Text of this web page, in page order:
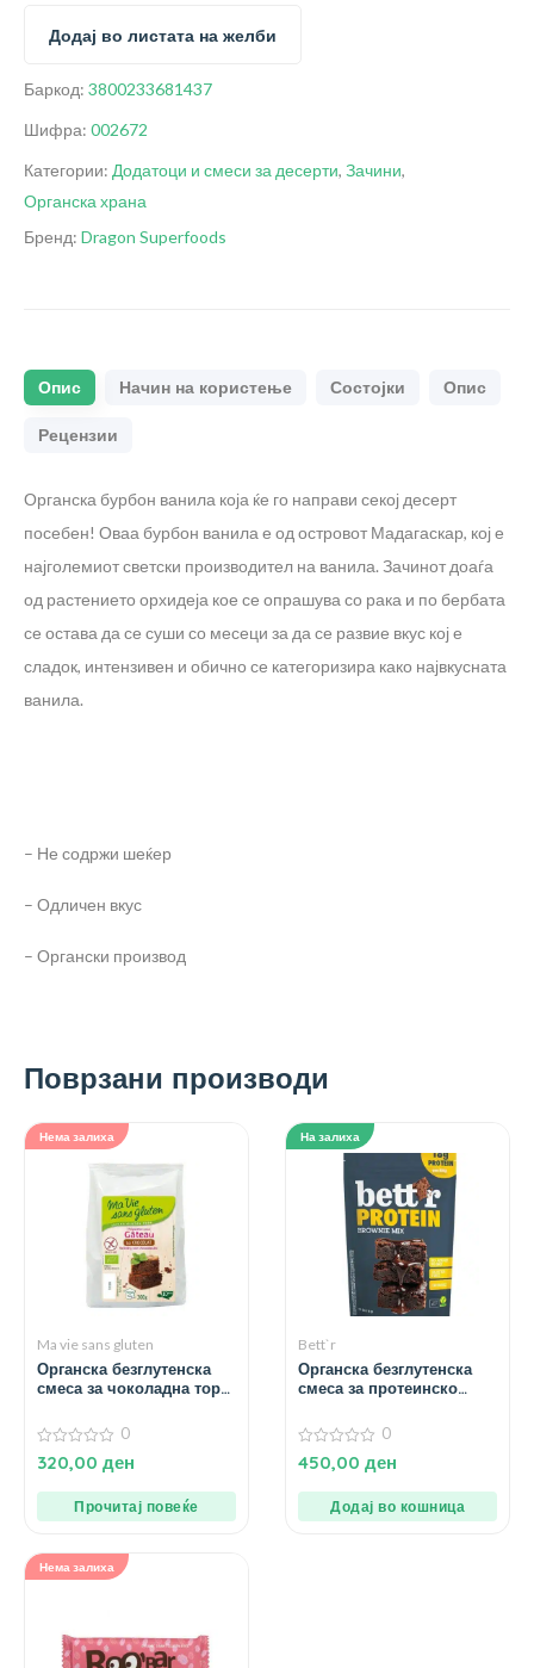
Додај во листата на желби
Баркод: 3800233681437
Шифра: 002672
Категории: Додатоци и смеси за десерти, Зачини,
Органска храна
Бренд: Dragon Superfoods
Опис Начин на користење Состојки Опис
Рецензии
Органска бурбон ванила која ќе го направи секој десерт
посебен! Оваа бурбон ванила е од островот Мадагаскар, кој е
најголемиот светски производител на ванила. Зачинот доаѓа
од растението орхидеја кое се опрашува со рака и по бербата
се остава да се суши со месеци за да се развие вкус кој е
сладок, интензивен и обично се категоризира како највкусната
ванила.
– Не содржи шеќер
– Одличен вкус
– Органски производ
Поврзани производи
Нема залиха
Ma vie sans gluten
Органска безглутенска
смеса за чоколадна торта
0
од
0
320,00 ден
Прочитај повеќе
На залиха
Bett`r
Органска безглутенска
смеса за протеинско
0
од
0
450,00 ден
Додај во кошница
Нема залиха